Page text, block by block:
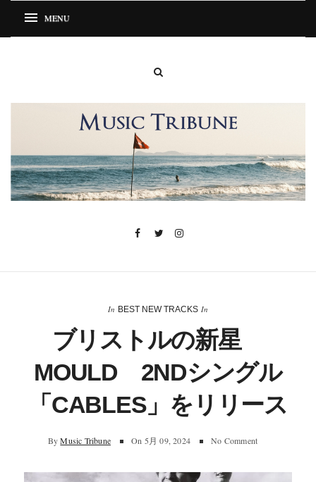
In BEST NEW TRACKS In
ブリストルの新星
MOULD 2NDシングル
「CABLES」をリリース
By Music Tribune On 5月 09, 2024 No Comment